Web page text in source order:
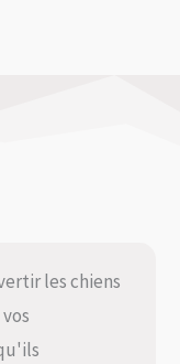
les chiens